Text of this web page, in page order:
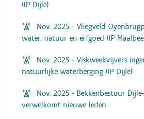
(IP Dijle)
Nov. 2025 - Vliegveld
water, natuur en erfgoed (IP
Nov. 2025 - Viskweekvijvers
natuurlijke waterberging (IP Dijle)
Nov. 2025 - Bekkenbestuur
verwelkomt nieuwe leden